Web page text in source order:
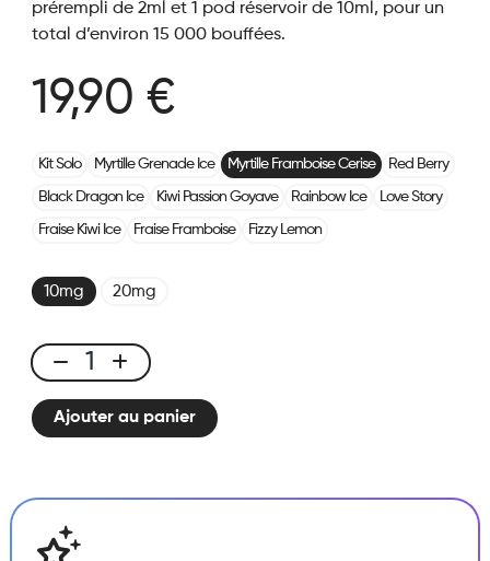
prérempli de 2ml et 1 pod réservoir de 10ml, pour un
total d’environ 15 000 bouffées.
19,90 €
Kit Solo Myrtille Grenade Ice Myrtille Framboise Cerise Red Berry
Black Dragon Ice Kiwi Passion Goyave Rainbow Ice Love Story
Fraise Kiwi Ice Fraise Framboise Fizzy Lemon
10mg 20mg
X-
ONE
PRO
Myrtille
Framboise
Cerise
Ajouter au panier